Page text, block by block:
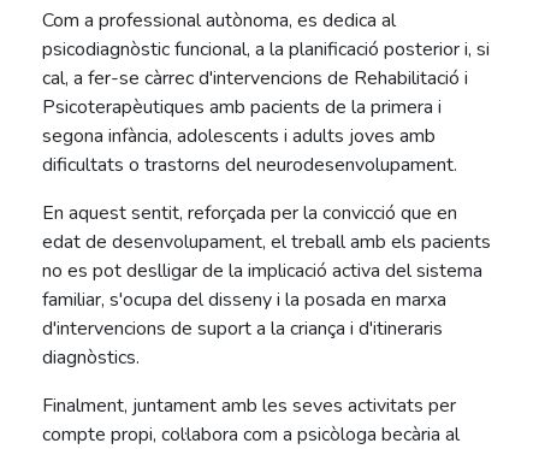
Com a professional autònoma, es dedica al
psicodiagnòstic funcional, a la planificació posterior i, si
cal, a fer-se càrrec d'intervencions de Rehabilitació i
Psicoterapèutiques amb pacients de la primera i
segona infància, adolescents i adults joves amb
dificultats o trastorns del neurodesenvolupament.
En aquest sentit, reforçada per la convicció que en
edat de desenvolupament, el treball amb els pacients
no es pot deslligar de la implicació activa del sistema
familiar, s'ocupa del disseny i la posada en marxa
d'intervencions de suport a la criança i d'itineraris
diagnòstics.
Finalment, juntament amb les seves activitats per
compte propi, col·labora com a psicòloga becària al